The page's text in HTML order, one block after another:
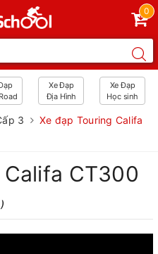
0
Xe Đạp
Địa Hình
Xe Đạp
Học sinh
3
Xe đạp Touring Califa
CT300